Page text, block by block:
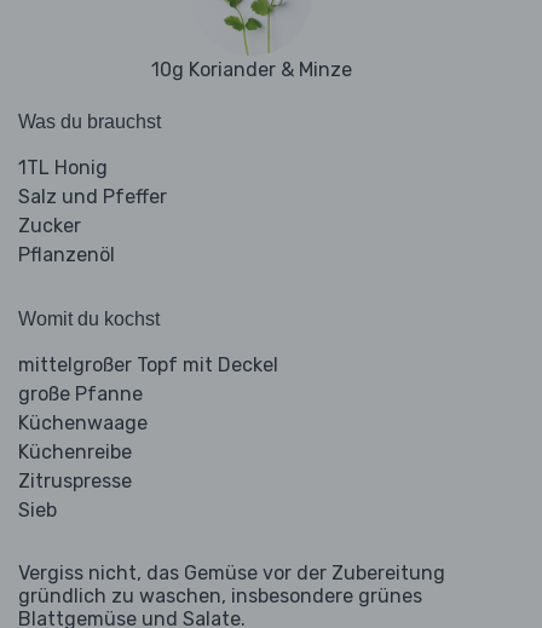
10g Koriander & Minze
Was du brauchst
1TL Honig
Salz und Pfeffer
Zucker
Pflanzenöl
Womit du kochst
mittelgroßer Topf mit Deckel
große Pfanne
Küchenwaage
Küchenreibe
Zitruspresse
Sieb
Vergiss nicht, das Gemüse vor der Zubereitung
gründlich zu waschen, insbesondere grünes
Blattgemüse und Salate.